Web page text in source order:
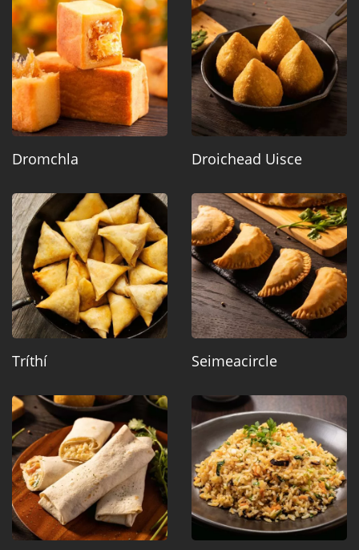
Dromchla Droichead Uisce
Tríthí Seimeacircle